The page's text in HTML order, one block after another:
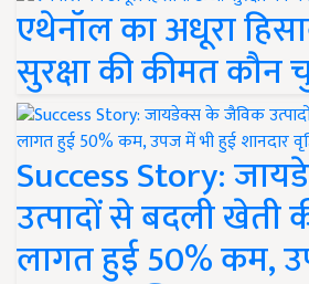
एथेनॉल का अधूरा
सुरक्षा की कीमत कौन
Success Story:
उत्पादों से बदली खेती
लागत हुई 50% कम,